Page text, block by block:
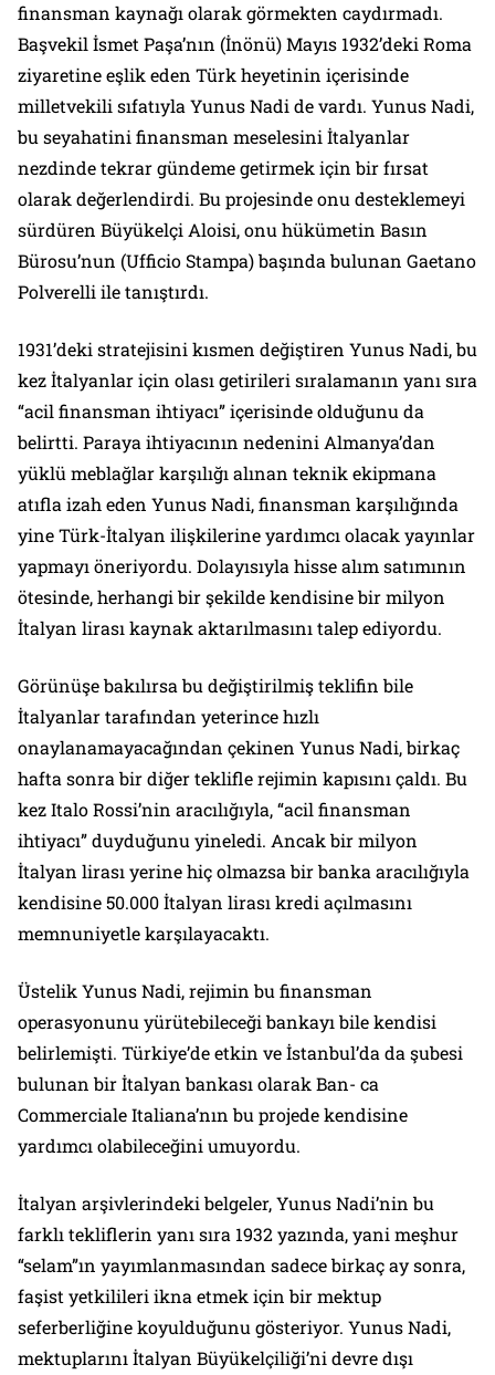
finansman kaynağı olarak görmekten caydırmadı.
Başvekil İsmet Paşa’nın (İnönü) Mayıs 1932’deki Roma
ziyaretine eşlik eden Türk heyetinin içerisinde
milletvekili sıfatıyla Yunus Nadi de vardı. Yunus Nadi,
bu seyahatini finansman meselesini İtalyanlar
nezdinde tekrar gündeme getirmek için bir fırsat
olarak değerlendirdi. Bu projesinde onu desteklemeyi
sürdüren Büyükelçi Aloisi, onu hükümetin Basın
Bürosu’nun (Ufficio Stampa) başında bulunan Gaetano
Polverelli ile tanıştırdı.
1931’deki stratejisini kısmen değiştiren Yunus Nadi, bu
kez İtalyanlar için olası getirileri sıralamanın yanı sıra
“acil finansman ihtiyacı” içerisinde olduğunu da
belirtti. Paraya ihtiyacının nedenini Almanya’dan
yüklü meblağlar karşılığı alınan teknik ekipmana
atıfla izah eden Yunus Nadi, finansman karşılığında
yine Türk-İtalyan ilişkilerine yardımcı olacak yayınlar
yapmayı öneriyordu. Dolayısıyla hisse alım satımının
ötesinde, herhangi bir şekilde kendisine bir milyon
İtalyan lirası kaynak aktarılmasını talep ediyordu.
Görünüşe bakılırsa bu değiştirilmiş teklifin bile
İtalyanlar tarafından yeterince hızlı
onaylanamayacağından çekinen Yunus Nadi, birkaç
hafta sonra bir diğer teklifle rejimin kapısını çaldı. Bu
kez Italo Rossi’nin aracılığıyla, “acil finansman
ihtiyacı” duyduğunu yineledi. Ancak bir milyon
İtalyan lirası yerine hiç olmazsa bir banka aracılığıyla
kendisine 50.000 İtalyan lirası kredi açılmasını
memnuniyetle karşılayacaktı.
Üstelik Yunus Nadi, rejimin bu finansman
operasyonunu yürütebileceği bankayı bile kendisi
belirlemişti. Türkiye’de etkin ve İstanbul’da da şubesi
bulunan bir İtalyan bankası olarak Ban- ca
Commerciale Italiana’nın bu projede kendisine
yardımcı olabileceğini umuyordu.
İtalyan arşivlerindeki belgeler, Yunus Nadi’nin bu
farklı tekliflerin yanı sıra 1932 yazında, yani meşhur
“selam”ın yayımlanmasından sadece birkaç ay sonra,
faşist yetkilileri ikna etmek için bir mektup
seferberliğine koyulduğunu gösteriyor. Yunus Nadi,
mektuplarını İtalyan Büyükelçiliği’ni devre dışı